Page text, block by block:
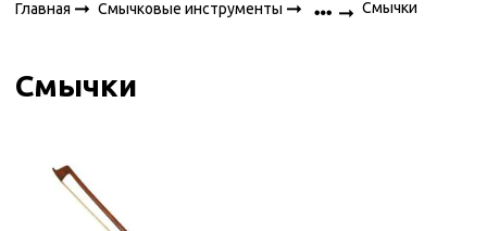
Главная Смычковые инструменты Смычки
Смычки